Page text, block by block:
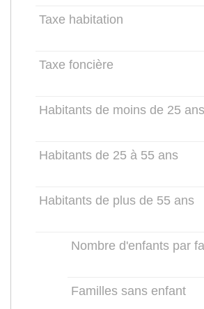
Taxe habitation
Taxe foncière
Habitants de moins de 25 ans
Habitants de 25 à 55 ans
Habitants de plus de 55 ans
Nombre d'enfants par
Familles sans enfant